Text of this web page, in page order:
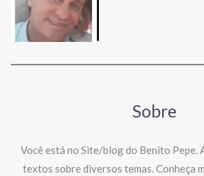
Sobre
Você está no Site/blog do Benito Pepe.
textos sobre diversos temas. Conheça